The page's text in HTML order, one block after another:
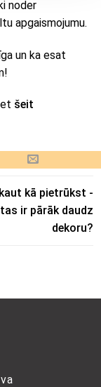
noder
apgaismojumu.
un ka esat
šeit
kā pietrūkst -
ir pārāk daudz
dekoru?